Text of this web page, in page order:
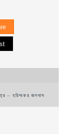
– হরিশংকর জলদাস